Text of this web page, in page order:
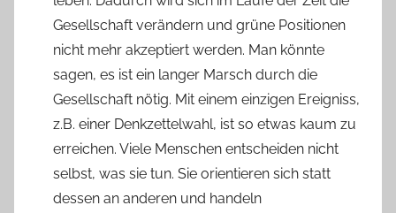
Gesellschaft verändern und grüne Positionen
nicht mehr akzeptiert werden. Man könnte
sagen, es ist ein langer Marsch durch die
Gesellschaft nötig. Mit einem einzigen Ereigniss,
z.B. einer Denkzettelwahl, ist so etwas kaum zu
erreichen. Viele Menschen entscheiden nicht
selbst, was sie tun. Sie orientieren sich statt
dessen an anderen und handeln